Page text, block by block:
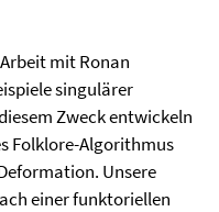
mit Ronan
singulärer
Zweck entwickeln
Folklore-Algorithmus
Unsere
einer funktoriellen